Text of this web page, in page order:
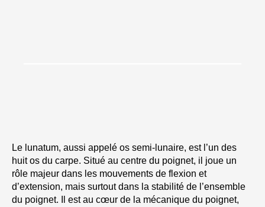
Le lunatum, aussi appelé os semi-lunaire, est l’un des
huit os du carpe. Situé au centre du poignet, il joue un
rôle majeur dans les mouvements de flexion et
d’extension, mais surtout dans la stabilité de l’ensemble
du poignet. Il est au cœur de la mécanique du poignet,